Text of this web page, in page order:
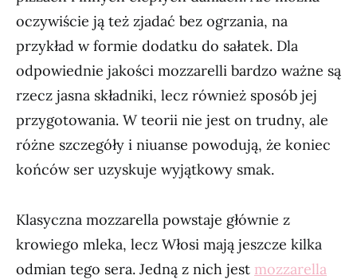
oczywiście ją też zjadać bez ogrzania, na
przykład w formie dodatku do sałatek. Dla
odpowiednie jakości mozzarelli bardzo ważne są
rzecz jasna składniki, lecz również sposób jej
przygotowania. W teorii nie jest on trudny, ale
różne szczegóły i niuanse powodują, że koniec
końców ser uzyskuje wyjątkowy smak.
Klasyczna mozzarella powstaje głównie z
krowiego mleka, lecz Włosi mają jeszcze kilka
odmian tego sera. Jedną z nich jest mozzarella